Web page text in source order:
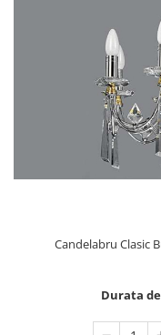
VEIOZE MODERNE
LAMPADARE MODERNE
SUSPENSII CU LED
APLICE CU LED
PLAFONIERE CU LED
MINI SPOTURI
SUSPENSII VINTAGE
Candelabru Clasic
Durata